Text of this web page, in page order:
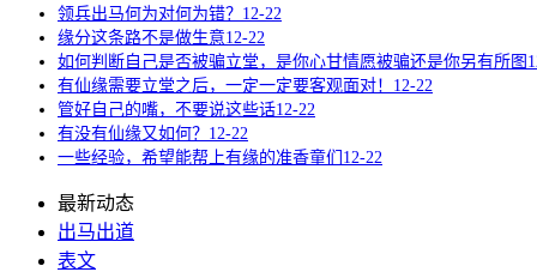
领兵出马何为对何为错？ 12-22
缘分这条路不是做生意12-22
如何判断自己是否被骗立堂，是你心甘情愿被骗还是你另有所图
有仙缘需要立堂之后，一定一定要客观面对！ 12-22
管好自己的嘴，不要说这些话12-22
有没有仙缘又如何？ 12-22
一些经验，希望能帮上有缘的准香童们 12-22
最新动态
出马出道
表文